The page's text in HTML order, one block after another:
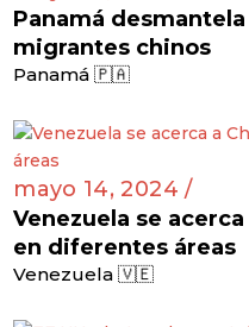
Panamá
migrantes chinos
Panamá 🇵🇦
mayo 14, 2024 /
Venezuela se
en diferentes áreas
Venezuela 🇻🇪